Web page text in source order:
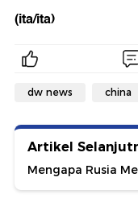
(ita/ita)
dw news china
Artikel
Mengapa Rusia